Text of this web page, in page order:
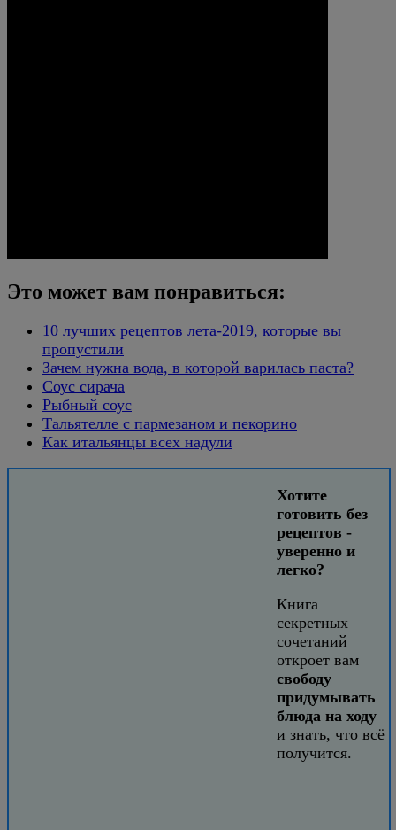
Это может вам понравиться:
10 лучших рецептов лета-2019, которые вы
пропустили
Зачем нужна вода, в которой варилась паста?
Соус сирача
Рыбный соус
Тальятелле с пармезаном и пекорино
Как итальянцы всех надули
Хотите
готовить без
рецептов -
уверенно и
легко?
Книга
секретных
сочетаний
откроет вам
свободу
придумывать
блюда на ходу
и знать, что всё
получится.